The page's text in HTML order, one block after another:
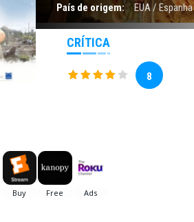
País de origem:
EUA / Espanha
CRÍTICA
8